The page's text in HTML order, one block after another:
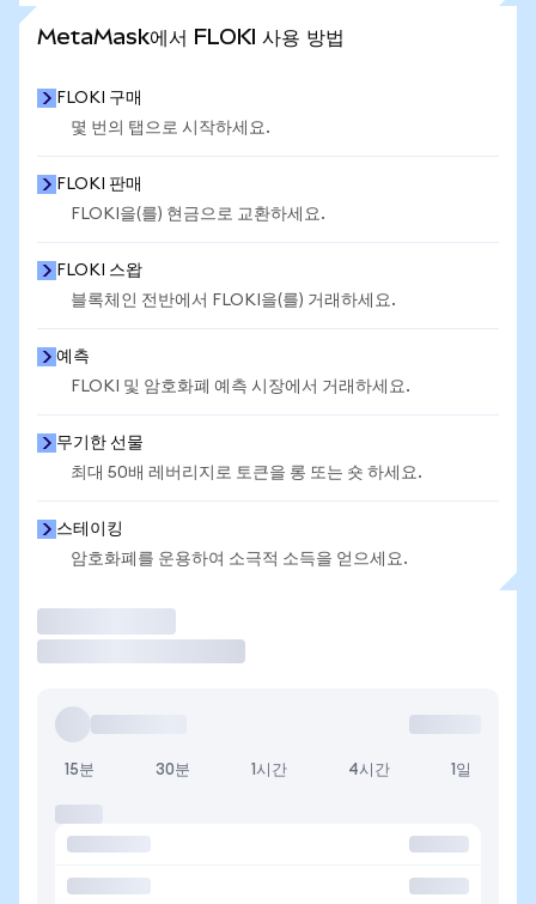
MetaMask에서 FLOKI 사용 방법
FLOKI 구매
몇 번의 탭으로 시작하세요.
FLOKI 판매
FLOKI을(를) 현금으로 교환하세요.
FLOKI 스왑
블록체인 전반에서 FLOKI을(를) 거래하세요.
예측
FLOKI 및 암호화폐 예측 시장에서 거래하세요.
무기한 선물
최대 50배 레버리지로 토큰을 롱 또는 숏 하세요.
스테이킹
암호화폐를 운용하여 소극적 소득을 얻으세요.
15분 30분 1시간 4시간 1일